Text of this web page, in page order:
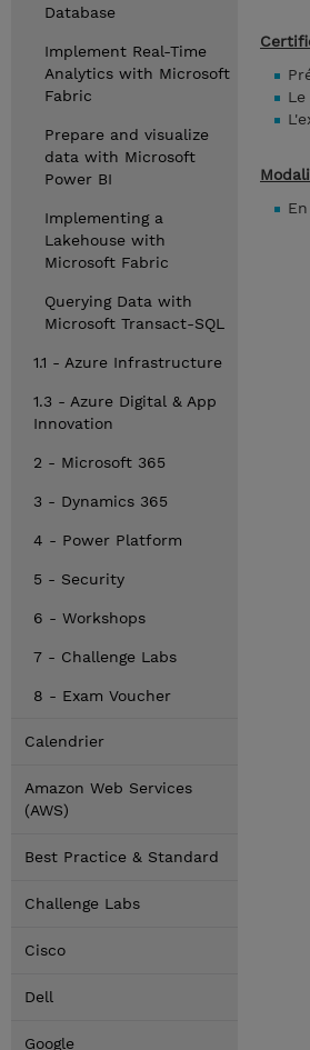
Database
Implement Real-Time
Analytics with Microsoft
Fabric
Prepare and visualize
data with Microsoft
Power BI
Implementing a
Lakehouse with
Microsoft Fabric
Querying Data with
Microsoft Transact-SQL
1.1 - Azure Infrastructure
1.3 - Azure Digital & App
Innovation
2 - Microsoft 365
3 - Dynamics 365
4 - Power Platform
5 - Security
6 - Workshops
7 - Challenge Labs
8 - Exam Voucher
Calendrier
Amazon Web Services
(AWS)
Best Practice & Standard
Challenge Labs
Cisco
Dell
Google